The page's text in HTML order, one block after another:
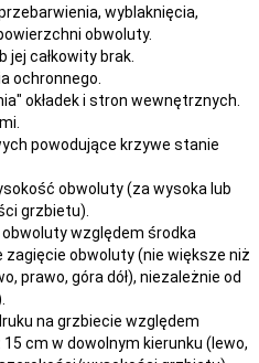
wyblaknięcia,
obwoluty.
jej całkowity brak.
ochronnego.
okładek i stron wewnętrznych.
powodujące krzywe stanie
obwoluty (za wysoka lub
grzbietu).
względem środka
obwoluty (nie większe niż
prawo, góra dół), niezależnie od
na grzbiecie względem
cm w dowolnym kierunku (lewo,